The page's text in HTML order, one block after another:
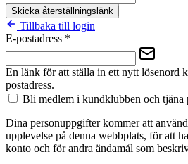
Skicka återställningslänk
Tillbaka till login
E-postadress *
En länk för att ställa in ett nytt lösenord
postadress.
Bli medlem i kundklubben och tjäna
Dina personuppgifter kommer att
upplevelse på denna webbplats, för att
konto och för andra ändamål som